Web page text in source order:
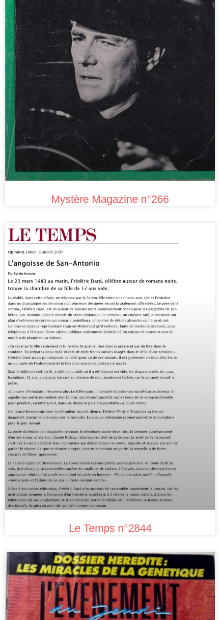
Mystère Magazine n°266
Le Temps n°2844